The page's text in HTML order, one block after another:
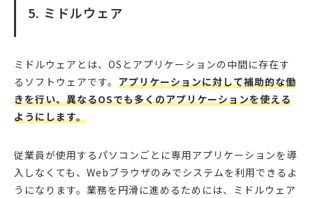
5. ミドルウェア
ミドルウェアとは、OSとアプリケーションの中間に存在す
るソフトウェアです。 アプリケーションに対して補助的な働
きを行い、異なるOSでも多くのアプリケーションを使える
ようにします。
従業員が使用するパソコンごとに専用アプリケーションを導
入しなくても、Webブラウザのみでシステムを利用できるよ
うになります。業務を円滑に進めるためには、ミドルウェア